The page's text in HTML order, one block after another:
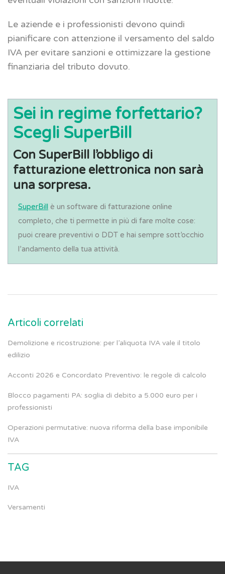
Le aziende e i professionisti devono quindi
pianificare con attenzione il versamento del saldo
IVA per evitare sanzioni e ottimizzare la gestione
finanziaria del tributo dovuto.
Sei in regime forfettario?
Scegli SuperBill
Con SuperBill l’obbligo di
fatturazione elettronica non sarà
una sorpresa.
SuperBill è un software di fatturazione online
completo, che ti permette in più di fare molte cose:
puoi creare preventivi o DDT e hai sempre sott’occhio
l’andamento della tua attività.
Articoli correlati
Demolizione e ricostruzione: per l’aliquota IVA vale il titolo
edilizio
Acconti 2026 e Concordato Preventivo: le regole di calcolo
Blocco pagamenti PA: soglia di debito a 5.000 euro per i
professionisti
Operazioni permutative: nuova riforma della base imponibile
IVA
TAG
IVA
Versamenti